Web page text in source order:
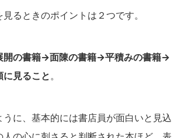
見るときのポイントは２つです。
開の書籍→面陳の書籍→平積みの書籍→
見ること。
に、基本的には書店員が面白いと見込